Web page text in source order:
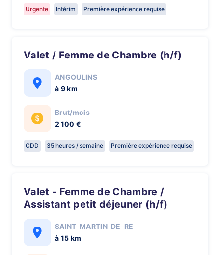
Urgente Intérim Première expérience requise
Valet / Femme de Chambre (h/f)
ANGOULINS
à 9 km
Brut/mois
2 100 €
CDD 35 heures / semaine Première expérience requise
Valet - Femme de Chambre /
Assistant petit déjeuner (h/f)
SAINT-MARTIN-DE-RE
à 15 km